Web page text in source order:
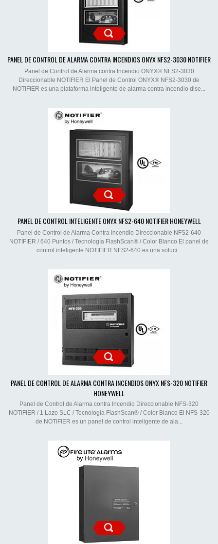
PANEL DE CONTROL DE ALARMA CONTRA INCENDIOS ONYX NFS2-3030 NOTIFIER
Panel de Control de Alarma contra Incendio ONYX® NFS2-3030
Direccionable NOTIFIER El Panel de Control ONYX® NFS2-3030 de
NOTIFIER es una plataforma inteligente de alarma contra incendio dise...
PANEL DE CONTROL INTELIGENTE ONYX NFS2-640 NOTIFIER HONEYWELL
Panel de Control de Alarma Contra Incendio Direccionable NFS2-640
NOTIFIER / 640 Puntos / Tecnología FlashScan® / Color Blanco El panel de
control inteligente NOTIFIER NFS2-640 es una soluci...
PANEL DE CONTROL DE ALARMA CONTRA INCENDIOS ONYX NFS-320 NOTIFIER
HONEYWELL
Panel de Control de Alarma contra Incendio Direccionable NFS-320
NOTIFIER / 1 Lazo SLC / Tecnología FlashScan® / Color Blanco El NFS-320
de NOTIFIER es un panel de control inteligente de ala...